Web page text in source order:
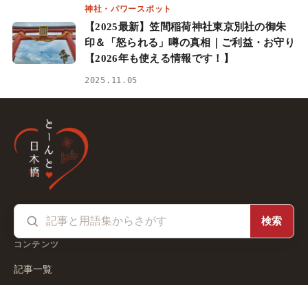
神社・パワースポット
【2025最新】笠間稲荷神社東京別社の御朱
印＆「怒られる」噂の真相｜ご利益・お守り
【2026年も使える情報です！】
2025.11.05
検索
コンテンツ
記事一覧